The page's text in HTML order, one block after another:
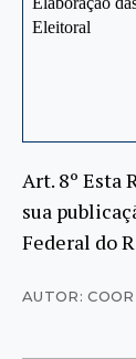
Eleitoral
Art. 8º Esta
sua
Federal do
AUTOR: